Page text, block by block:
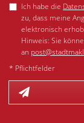
Ich habe die
zu, dass meine
elektronisch
Hinweis: Sie
an
* Pflichtfelder